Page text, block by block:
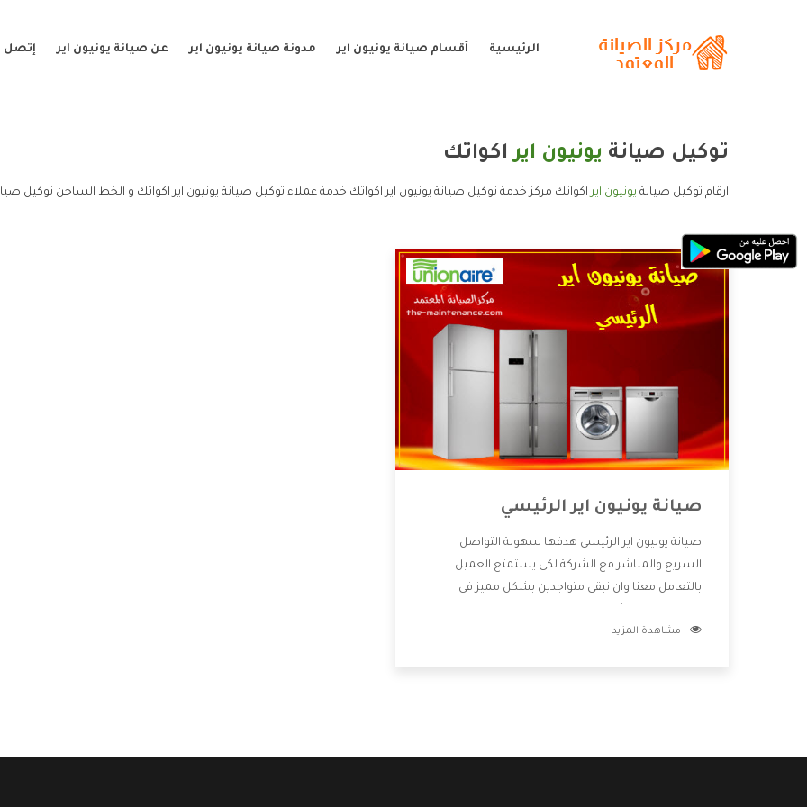
الرئيسية أقسام صيانة يونيون اير مدونة صيانة يونيون اير عن صيانة يونيون اير إتصل
توكيل صيانة يونيون ايراكواتك
ارقام توكيل صيانة يونيون ايراكواتك مركز خدمة توكيل صيانة يونيون اير اكواتك خدمة عملاء توكيل صيانة يونيون اير اكواتك و الخط الساخن توكيل
صيانة يونيون اير الرئيسي
صيانة يونيون اير الرئيسي هدفها سهولة التواصل
السريع والمباشر مع الشركة لكى يستمتع العميل
بالتعامل معنا وان نبقى متواجدين بشكل مميز فى
للعميل وان يستمتع بالخدمات التى تنفرد الشركة بها
مشاهدة المزيد